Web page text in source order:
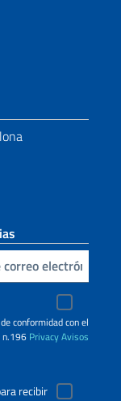
conformidad con el
n.196 PrivacyAvisos
recibir